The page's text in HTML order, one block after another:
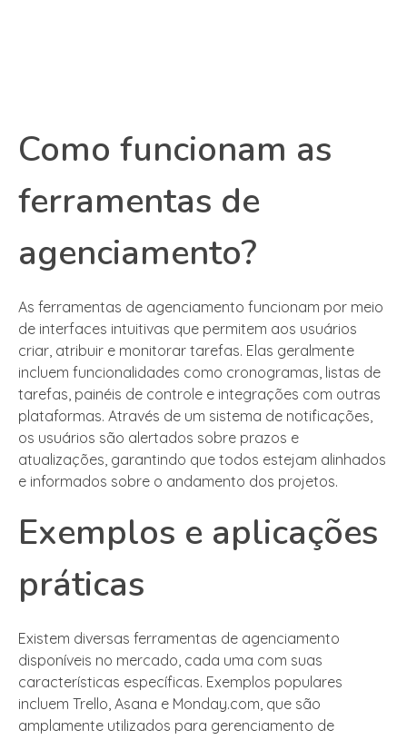
Como funcionam as
ferramentas de
agenciamento?
As ferramentas de agenciamento funcionam por meio
de interfaces intuitivas que permitem aos usuários
criar, atribuir e monitorar tarefas. Elas geralmente
incluem funcionalidades como cronogramas, listas de
tarefas, painéis de controle e integrações com outras
plataformas. Através de um sistema de notificações,
os usuários são alertados sobre prazos e
atualizações, garantindo que todos estejam alinhados
e informados sobre o andamento dos projetos.
Exemplos e aplicações
práticas
Existem diversas ferramentas de agenciamento
disponíveis no mercado, cada uma com suas
características específicas. Exemplos populares
incluem Trello, Asana e Monday.com, que são
amplamente utilizados para gerenciamento de